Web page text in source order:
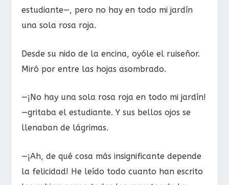
estudiante—, pero no hay en todo mi jardín
una sola rosa roja.
Desde su nido de la encina, oyóle el ruiseñor.
Miró por entre las hojas asombrado.
—¡No hay una sola rosa roja en todo mi jardín!
—gritaba el estudiante. Y sus bellos ojos se
llenaban de lágrimas.
—¡Ah, de qué cosa más insignificante depende
la felicidad! He leído todo cuanto han escrito